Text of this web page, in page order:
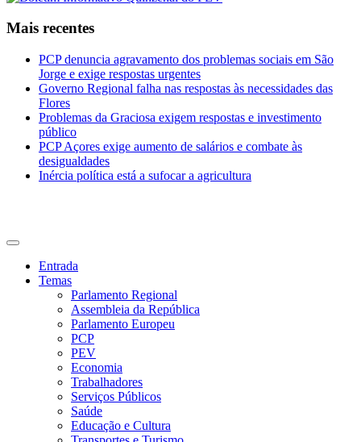
Mais recentes
PCP denuncia agravamento dos problemas sociais em São
Jorge e exige respostas urgentes
Governo Regional falha nas respostas às necessidades das
Flores
Problemas da Graciosa exigem respostas e investimento
público
PCP Açores exige aumento de salários e combate às
desigualdades
Inércia política está a sufocar a agricultura
Entrada
Temas
Parlamento Regional
Assembleia da República
Parlamento Europeu
PCP
PEV
Economia
Trabalhadores
Serviços Públicos
Saúde
Educação e Cultura